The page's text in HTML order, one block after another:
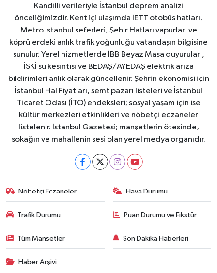
Kandilli verileriyle İstanbul deprem analizi
önceliğimizdir. Kent içi ulaşımda İETT otobüs hatları,
Metro İstanbul seferleri, Şehir Hatları vapurları ve
köprülerdeki anlık trafik yoğunluğu vatandaşın bilgisine
sunulur. Yerel hizmetlerde İBB Beyaz Masa duyuruları,
İSKİ su kesintisi ve BEDAŞ/AYEDAŞ elektrik arıza
bildirimleri anlık olarak güncellenir. Şehrin ekonomisi için
İstanbul Hal Fiyatları, semt pazarı listeleri ve İstanbul
Ticaret Odası (İTO) endeksleri; sosyal yaşam için ise
kültür merkezleri etkinlikleri ve nöbetçi eczaneler
listelenir. İstanbul Gazetesi; manşetlerin ötesinde,
sokağın ve mahallenin sesi olan yerel medya organıdır.
Nöbetçi Eczaneler Hava Durumu
Trafik Durumu Puan Durumu ve Fikstür
Tüm Manşetler Son Dakika Haberleri
Haber Arşivi